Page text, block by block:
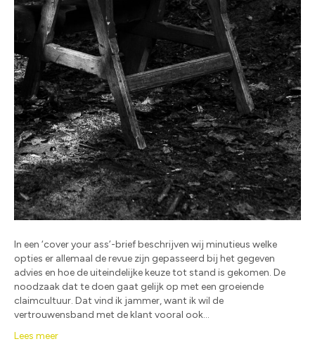
In een ‘cover your ass’-brief beschrijven wij minutieus welke
opties er allemaal de revue zijn gepasseerd bij het gegeven
advies en hoe de uiteindelijke keuze tot stand is gekomen. De
noodzaak dat te doen gaat gelijk op met een groeiende
claimcultuur. Dat vind ik jammer, want ik wil de
vertrouwensband met de klant vooral ook…
Lees meer